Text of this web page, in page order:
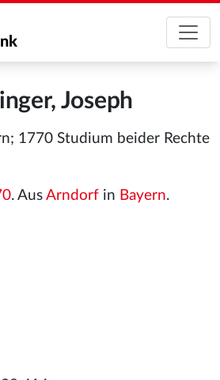
Joseph
1770 Studium beider Rechte
. Aus Arndorf in Bayern.